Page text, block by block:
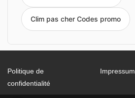
Clim pas cher Codes promo
Politique de
confidentialité
Impressum